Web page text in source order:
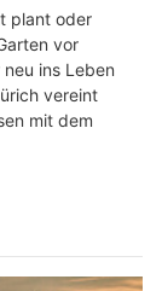
plant oder
vor
ins Leben
vereint
mit dem